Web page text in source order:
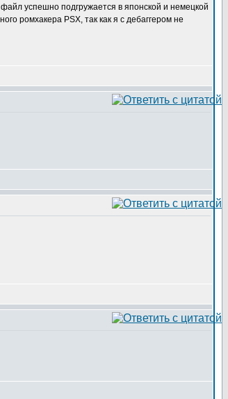
успешно подгружается в японской и немецкой
ромхакера PSX, так как я с дебаггером не